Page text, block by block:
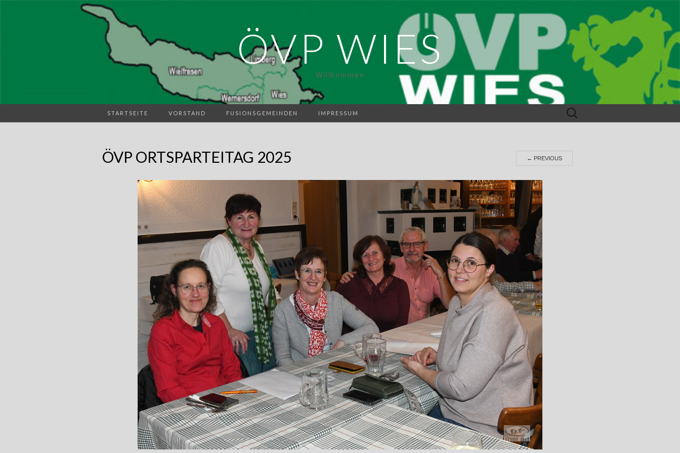
ÖVP WIES
Willkommen
STARTSEITE VORSTAND FUSIONSGEMEINDEN IMPRESSUM
Suchen
nach:
ÖVP ORTSPARTEITAG 2025 ← PREVIOUS